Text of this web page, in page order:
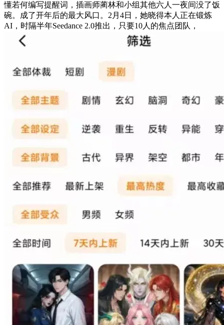
懂若何编写提醒词，插画师蔺林和小组其他六人一夜间没了饭
碗。成了开年后的最大风口。2月4日，她晓得本人正在锻炼
AI，时隔半年Seedance 2.0推出，只要10人的焦点团队，